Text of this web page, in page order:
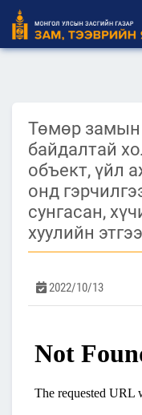
Төмөр замын
байдалтай
объект, үйл
онд
сунгасан,
хуулийн
2022/10/13